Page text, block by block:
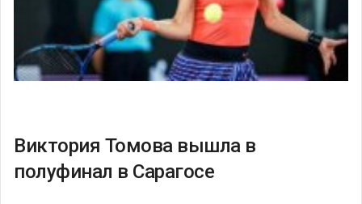
Виктория Томова вышла в
полуфинал в Сарагосе